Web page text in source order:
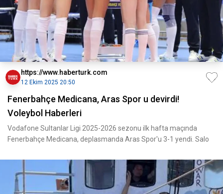
https://www.haberturk.com
12 Ekim 2025 20:50
Fenerbahçe Medicana, Aras Spor u devirdi!
Voleybol Haberleri
Vodafone Sultanlar Ligi 2025-2026 sezonu ilk hafta maçında
Fenerbahçe Medicana, deplasmanda Aras Spor'u 3-1 yendi. Salo